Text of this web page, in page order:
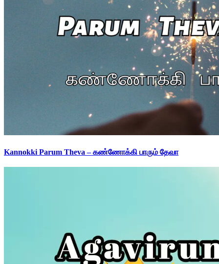
Kannokki Parum Theva – கண்ணோக்கி பாரும் தேவா